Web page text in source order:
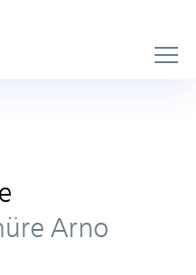
Arno